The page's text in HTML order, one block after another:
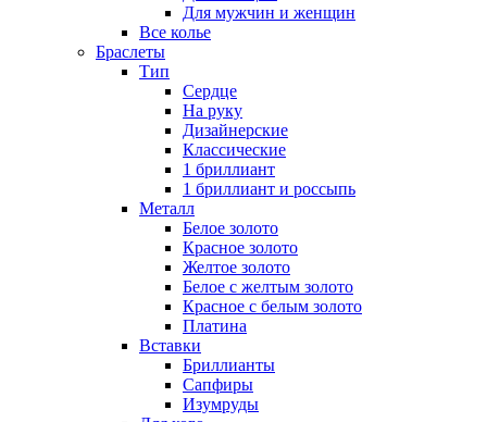
Для мужчин и женщин
Все колье
Браслеты
Тип
Сердце
На руку
Дизайнерские
Классические
1 бриллиант
1 бриллиант и россыпь
Металл
Белое золото
Красное золото
Желтое золото
Белое с желтым золото
Красное с белым золото
Платина
Вставки
Бриллианты
Сапфиры
Изумруды